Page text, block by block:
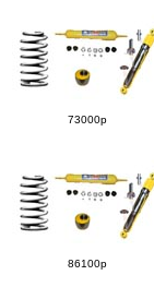
73000р
86100р